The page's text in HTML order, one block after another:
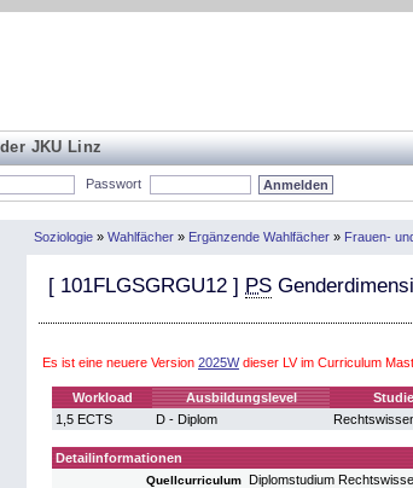
JKU Linz
Passwort
Soziologie » Wahlfächer » Ergänzende Wahlfächer » Frauen-
[ 101FLGSGRGU12 ] PS
Es ist eine neuere Version 2025Wdieser LV im Curriculum
Workload Ausbildungslevel
1,5 ECTS
D - Diplom
Detailinformationen
Quellcurriculum Diplomstudium